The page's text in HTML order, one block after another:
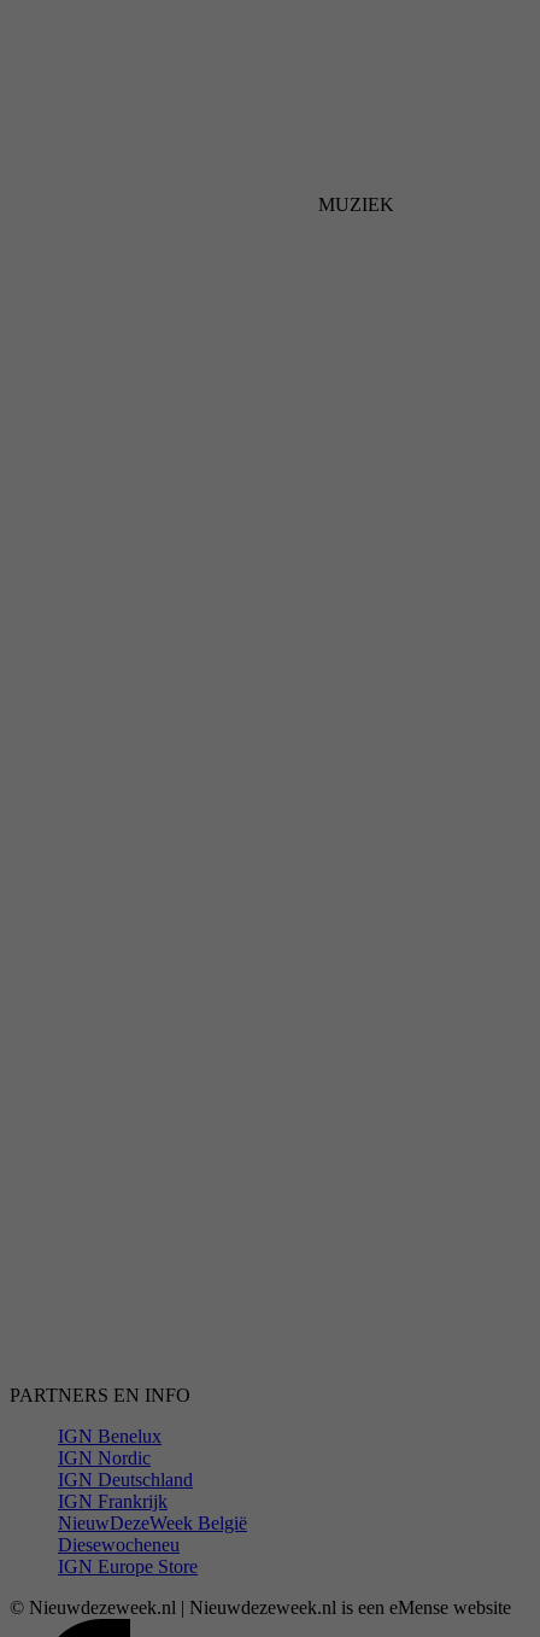
MUZIEK
PARTNERS EN INFO
IGN Benelux
IGN Nordic
IGN Deutschland
IGN Frankrijk
NieuwDezeWeek België
Diesewocheneu
IGN Europe Store
© Nieuwdezeweek.nl | Nieuwdezeweek.nl is een eMense website